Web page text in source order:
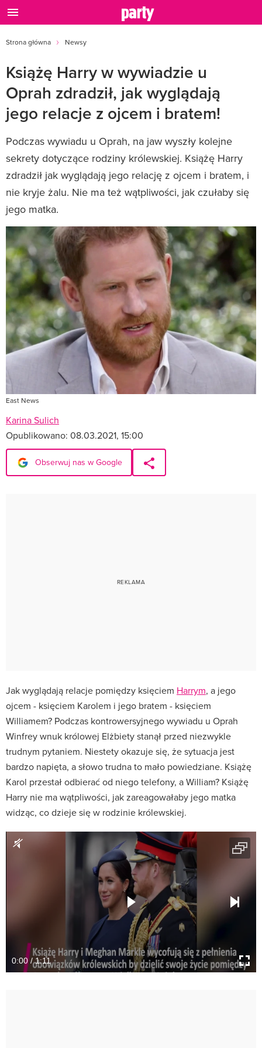
Strona główna Newsy
Książę Harry w wywiadzie u
Oprah zdradził, jak wyglądają
jego relacje z ojcem i bratem!
Podczas wywiadu u Oprah, na jaw wyszły kolejne
sekrety dotyczące rodziny królewskiej. Książę Harry
zdradził jak wyglądają jego relację z ojcem i bratem, i
nie kryje żalu. Nie ma też wątpliwości, jak czułaby się
jego matka.
East News
Karina Sulich
Opublikowano: 08.03.2021, 15:00
Obserwuj nas w Google
Jak wyglądają relacje pomiędzy księciem Harrym, a jego
ojcem - księciem Karolem i jego bratem - księciem
Williamem? Podczas kontrowersyjnego wywiadu u Oprah
Winfrey wnuk królowej Elżbiety stanął przed niezwykle
trudnym pytaniem. Niestety okazuje się, że sytuacja jest
bardzo napięta, a słowo trudna to mało powiedziane. Książę
Karol przestał odbierać od niego telefony, a William? Książę
Harry nie ma wątpliwości, jak zareagowałaby jego matka
widząc, co dzieje się w rodzinie królewskiej.
0:00 / 1:11